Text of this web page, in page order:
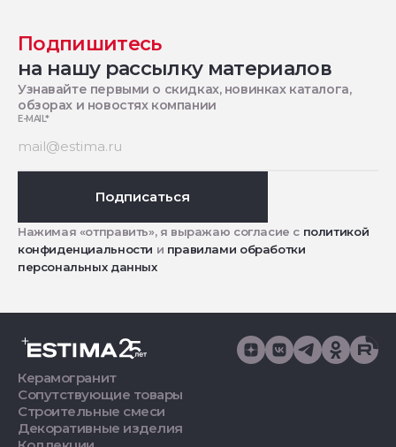
Подпишитесь
на нашу рассылку материалов
Узнавайте первыми о скидках, новинках каталога,
обзорах и новостях компании
E-MAIL*
Подписаться
Нажимая «отправить», я выражаю согласие с политикой
конфиденциальности и правилами обработки
персональных данных
Керамогранит
Сопутствующие товары
Строительные смеси
Декоративные изделия